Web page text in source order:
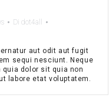
Di dot4all
aut odit aut fugit
sequi nesciunt. Neque
dolor sit quia non
labore etat voluptatem.